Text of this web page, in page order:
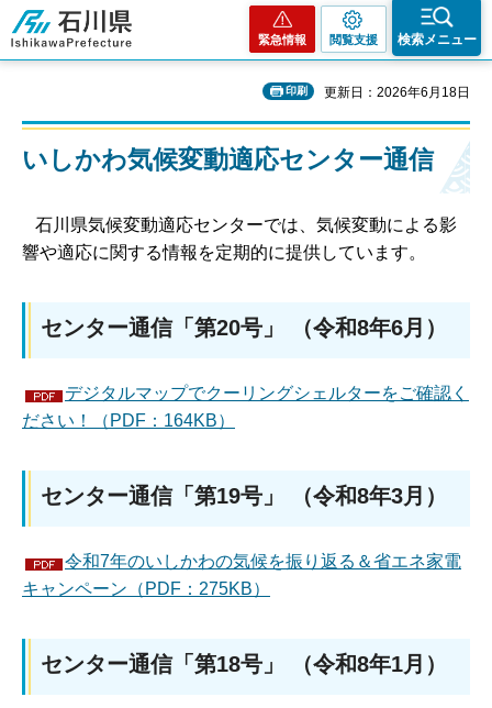
石川県
緊急情報 閲覧支援 検索メニュー
印刷 更新日：2026年6月18日
いしかわ気候変動適応センター通信
石川県気候変動適応センターでは、気候変動による影
響や適応に関する情報を定期的に提供しています。
センター通信「第20号」 （令和8年6月）
デジタルマップでクーリングシェルターをご確認く
ださい！（PDF：164KB）
センター通信「第19号」 （令和8年3月）
令和7年のいしかわの気候を振り返る＆省エネ家電
キャンペーン（PDF：275KB）
センター通信「第18号」 （令和8年1月）